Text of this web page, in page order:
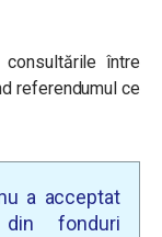
consultările între
referendumul ce
a acceptat
fonduri